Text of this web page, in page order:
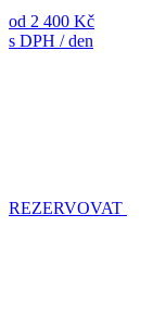
od 2 400 Kč
s DPH / den
REZERVOVAT